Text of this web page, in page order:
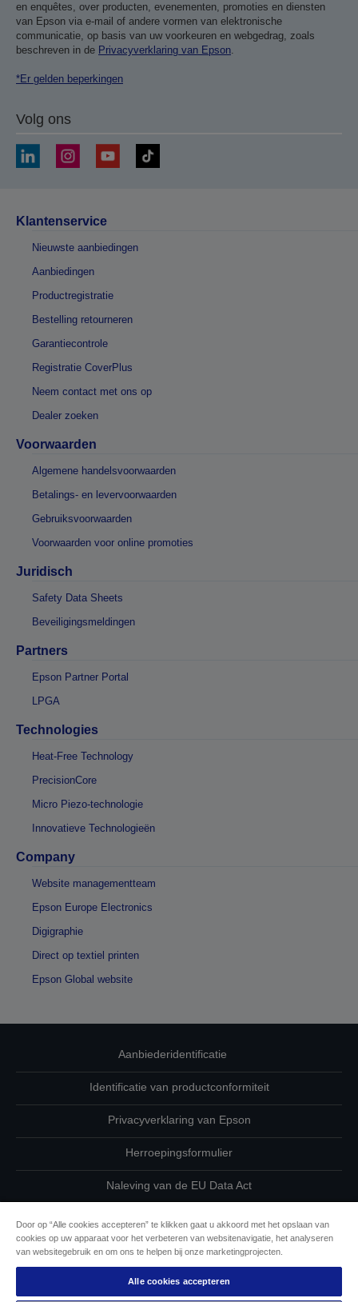
en enquêtes, over producten, evenementen, promoties en diensten
van Epson via e-mail of andere vormen van elektronische
communicatie, op basis van uw voorkeuren en webgedrag, zoals
beschreven in de Privacyverklaring van Epson.
*Er gelden beperkingen
Volg ons
Klantenservice
Nieuwste aanbiedingen
Aanbiedingen
Productregistratie
Bestelling retourneren
Garantiecontrole
Registratie CoverPlus
Neem contact met ons op
Dealer zoeken
Voorwaarden
Algemene handelsvoorwaarden
Betalings- en levervoorwaarden
Gebruiksvoorwaarden
Voorwaarden voor online promoties
Juridisch
Safety Data Sheets
Beveiligingsmeldingen
Partners
Epson Partner Portal
LPGA
Technologies
Heat-Free Technology
PrecisionCore
Micro Piezo-technologie
Innovatieve Technologieën
Company
Website managementteam
Epson Europe Electronics
Digigraphie
Direct op textiel printen
Epson Global website
Aanbiederidentificatie
Identificatie van productconformiteit
Privacyverklaring van Epson
Herroepingsformulier
Naleving van de EU Data Act
Cookie-informatie
De toewijding van Epson aan toegankelijkheid
Door op “Alle cookies accepteren” te klikken gaat u akkoord met het opslaan van
cookies op uw apparaat voor het verbeteren van websitenavigatie, het analyseren
van websitegebruik en om ons te helpen bij onze marketingprojecten.
Alle cookies accepteren